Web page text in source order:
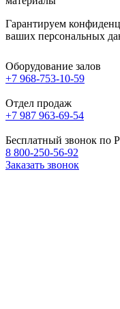
Гарантируем
ваших персональных
Оборудование залов
+7 968-753-10-59
Отдел продаж
+7 987 963-69-54
Бесплатный звонок по
8 800-250-56-92
Заказать звонок